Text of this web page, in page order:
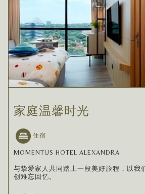
家庭温馨时光
住宿
MOMENTUS HOTEL ALEXANDRA
与挚爱家人共同踏上一段美好旅程，以我
创难忘回忆。